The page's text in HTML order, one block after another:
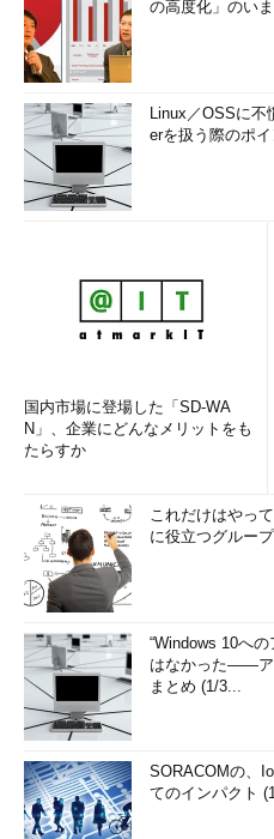
の高度化」のい
Linux／OSSに不
erを扱う際のポイ
国内市場に登場した「SD-WA
N」、企業にどんなメリットをも
たらすか
これだけはやっ
に役立つグルー
“Windows 10へ
はなかった――ア
まとめ (1/3...
SORACOMの、
てのインパクト